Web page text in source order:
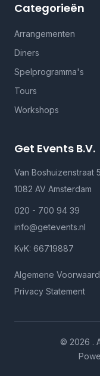
Categorieën
Arrangementen
Diners
Spelprogramma's
Tours
Workshops
Get Events B.V.
Van Boshuizenstraat
1082 AV Amsterdam
020 - 700 94 39
info@getevents.nl
KvK: 66719887
Algemene
Privacy Statement
© 2026 .